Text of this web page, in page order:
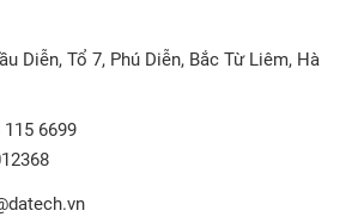
Diễn, Tổ 7, Phú Diễn, Bắc Từ Liêm, Hà
115 6699